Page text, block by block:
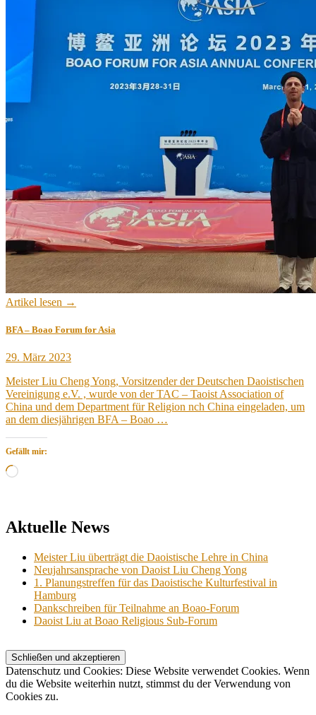
Artikel lesen →
BFA – Boao Forum for Asia
Veröffentlicht
29. März 2023
Meister Liu Cheng Yong, Vorsitzender der Deutschen Daoistischen
Vereinigung e.V. , wurde von der TAC – Taoist Association of
China und dem Department für Religion nch China eingeladen, um
an dem diesjährigen BFA – Boao …
Gefällt mir:
Wird
Aktuelle News
Meister Liu überträgt die Daoistische Lehre in China
Neujahrsansprache von Daoist Liu Cheng Yong
1. Planungstreffen für das Daoistische Kulturfestival in
Hamburg
Dankschreiben für Teilnahme an Boao-Forum
Daoist Liu at Boao Religious Sub-Forum
Datenschutz und Cookies: Diese Website verwendet Cookies. Wenn
du die Website weiterhin nutzt, stimmst du der Verwendung von
Cookies zu.